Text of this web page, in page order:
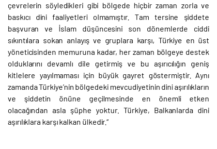
çevrelerin söyledikleri gibi bölgede hiçbir zaman zorla ve
baskıcı dini faaliyetleri olmamıştır. Tam tersine şiddete
başvuran ve İslam düşüncesini son dönemlerde ciddi
sıkıntılara sokan anlayış ve gruplara karşı, Türkiye en üst
yöneticisinden memuruna kadar, her zaman bölgeye destek
olduklarını devamlı dile getirmiş ve bu aşırıcılığın geniş
kitlelere yayılmaması için büyük gayret göstermiştir. Aynı
zamanda Türkiye’nin bölgedeki mevcudiyetinin dini aşırılıkların
ve şiddetin önüne geçilmesinde en önemli etken
olacağından asla şüphe yoktur. Türkiye, Balkanlarda dini
aşırılıklara karşı kalkan ülkedir.”